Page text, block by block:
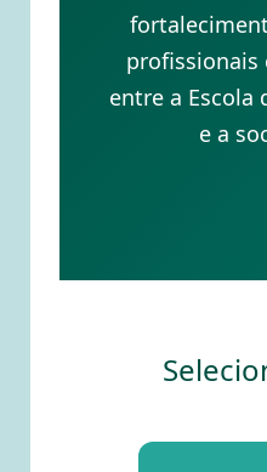
profissionais
entre a Escola
e a